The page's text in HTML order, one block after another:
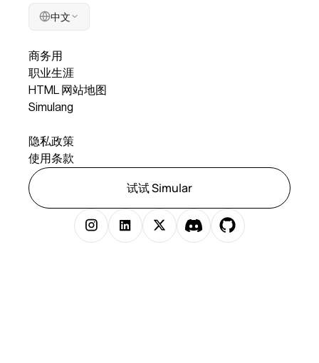
中文
商务用
职业生涯
HTML 网站地图
Simulang
隐私政策
使用条款
试试 Simular